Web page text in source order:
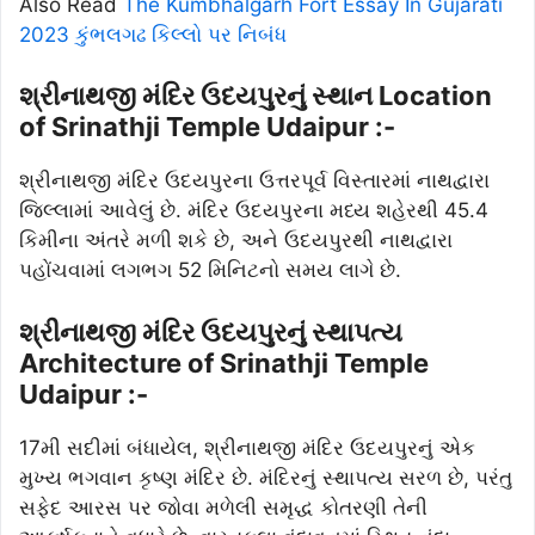
2023 કુંભલગઢ કિલ્લો પર નિબંધ
શ્રીનાથજી મંદિર ઉદયપુરનું સ્થાન Location
of Srinathji Temple Udaipur :-
શ્રીનાથજી મંદિર ઉદયપુરના ઉત્તરપૂર્વ વિસ્તારમાં નાથદ્વારા
જિલ્લામાં આવેલું છે. મંદિર ઉદયપુરના મધ્ય શહેરથી 45.4
કિમીના અંતરે મળી શકે છે, અને ઉદયપુરથી નાથદ્વારા
પહોંચવામાં લગભગ 52 મિનિટનો સમય લાગે છે.
શ્રીનાથજી મંદિર ઉદયપુરનું સ્થાપત્ય
Architecture of Srinathji Temple
Udaipur :-
17મી સદીમાં બંધાયેલ, શ્રીનાથજી મંદિર ઉદયપુરનું એક
મુખ્ય ભગવાન કૃષ્ણ મંદિર છે. મંદિરનું સ્થાપત્ય સરળ છે, પરંતુ
સફેદ આરસ પર જોવા મળેલી સમૃદ્ધ કોતરણી તેની